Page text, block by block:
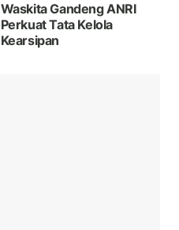
Waskita Gandeng ANRI
Perkuat Tata Kelola
Kearsipan